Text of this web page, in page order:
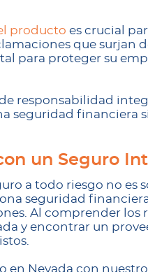
producto es crucial
que surjan
para proteger su
responsabilidad
seguridad financiera
un Seguro
a todo riesgo no es
seguridad
Al comprender los
y encontrar un
en Nevada con